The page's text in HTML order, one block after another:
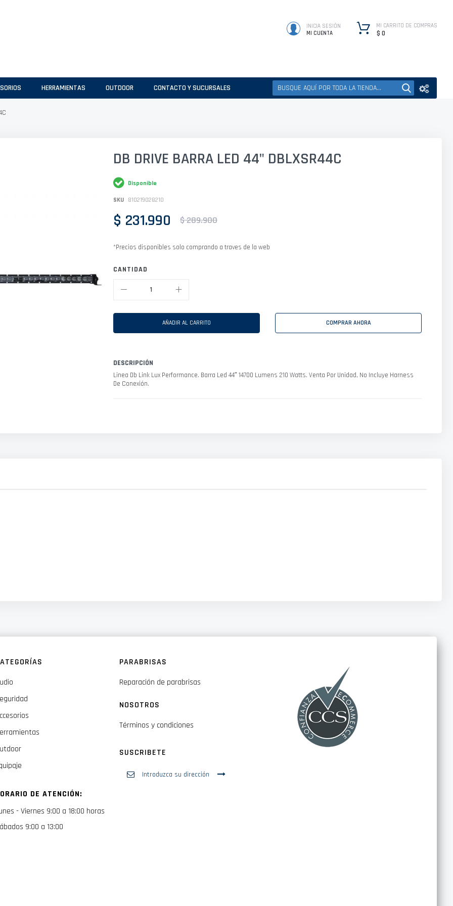
INICIA SESIÓN
MI CUENTA
MI CARRITO DE COMPRAS
$ 0
HERRAMIENTAS OUTDOOR CONTACTO Y SUCURSALES
DB DRIVE BARRA LED 44" DBLXSR44C
Disponible
SKU 810219028210
$ 231.990 $ 289.900
*Precios disponibles solo comprando a traves de la web
CANTIDAD
AÑADIR AL CARRITO COMPRAR AHORA
DESCRIPCIÓN
Linea Db Link Lux Performance. Barra Led 44″ 14700 Lumens 210 Watts. Venta Por Unidad, No Incluye Harness
De Conexión.
DE ATENCIÓN:
- Viernes 9:00 a 18:00 horas
9:00 a 13:00
PARABRISAS
Reparación de parabrisas
NOSOTROS
Términos y condiciones
SUSCRIBETE